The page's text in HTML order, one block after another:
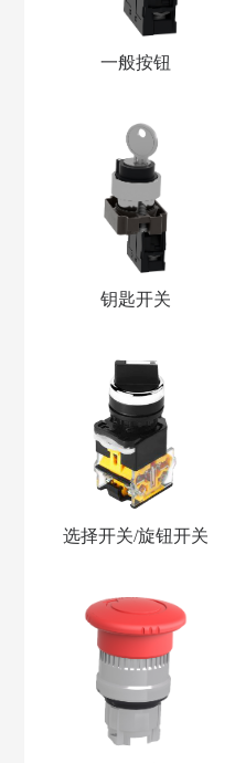
一般按钮
钥匙开关
选择开关/旋钮开关